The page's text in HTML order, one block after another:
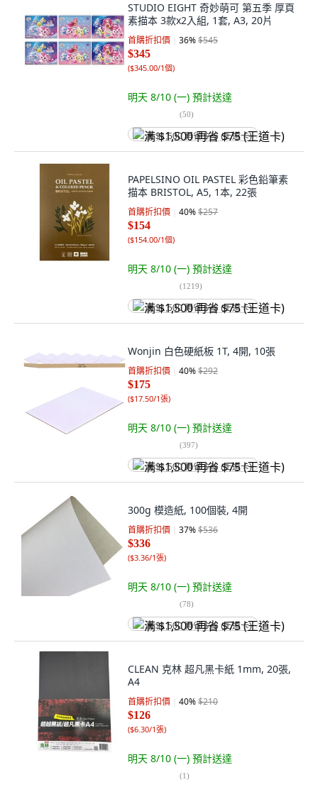
STUDIO EIGHT 奇妙萌可 第五季 厚頁
素描本 3款x2入組, 1套, A3, 20片
首購折扣價 36%$545
$345
($345.00/1個)
明天 8/10 (一) 預計送達
(50)
满 $1,500 再省 $75 (王道卡)
PAPELSINO OIL PASTEL 彩色鉛筆素
描本 BRISTOL, A5, 1本, 22張
首購折扣價 40%$257
$154
($154.00/1個)
明天 8/10 (一) 預計送達
(1219)
满 $1,500 再省 $75 (王道卡)
Wonjin 白色硬紙板 1T, 4開, 10張
首購折扣價 40%$292
$175
($17.50/1張)
明天 8/10 (一) 預計送達
(397)
满 $1,500 再省 $75 (王道卡)
300g 模造紙, 100個裝, 4開
首購折扣價 37%$536
$336
($3.36/1張)
明天 8/10 (一) 預計送達
(78)
满 $1,500 再省 $75 (王道卡)
CLEAN 克林 超凡黑卡紙 1mm, 20張,
A4
首購折扣價 40%$210
$126
($6.30/1張)
明天 8/10 (一) 預計送達
(1)